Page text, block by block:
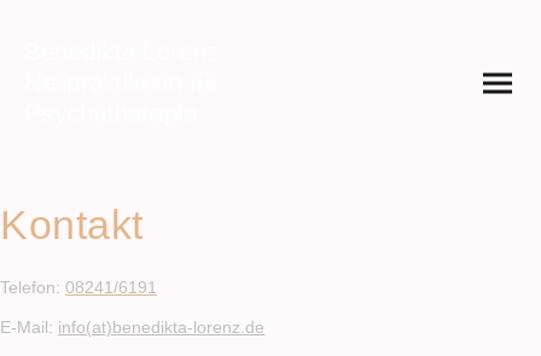
Kontakt
Telefon: 08241/6191
E-Mail: info(at)benedikta-lorenz.de